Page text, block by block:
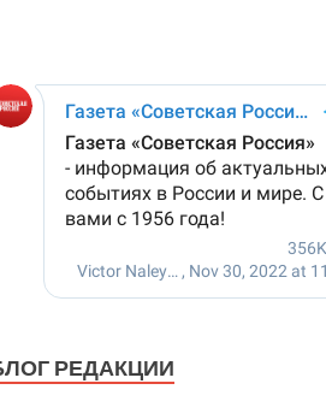
РЕДАКЦИИ